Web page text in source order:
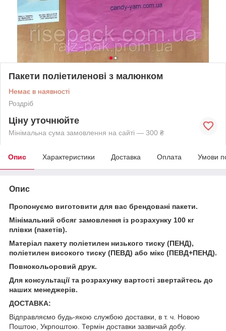
Пакети поліетиленові з малюнком
Немає в наявності
Роздріб
Ціну уточнюйте
Мінімальна сума замовлення на сайті — 300 ₴
Опис Характеристики Доставка Оплата Умови
Опис
Пропонуємо виготовити для вас брендовані пакети.
Мінімальний обсяг замовлення із розрахунку 100 кг
плівки (пакетів).
Матеріал пакету поліетилен низького тиску (ПЕНД),
поліетилен високого тиску (ПЕВД) або мікс (ПЕВД+ПЕНД).
Повнокольоровий друк.
Для консультації та розрахунку вартості звертайтесь до
наших менеджерів.
ДОСТАВКА:
Відправляємо будь-якою службою доставки, в т. ч. Новою
Поштою, Укрпоштою. Термін доставки зазвичай добу.